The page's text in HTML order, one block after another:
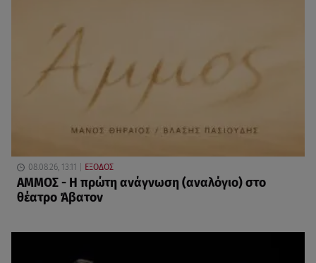
08.08.26, 13:11 ΕΞΟΔΟΣ
ΑΜΜΟΣ - Η πρώτη ανάγνωση (αναλόγιο) στο
θέατρο Άβατον